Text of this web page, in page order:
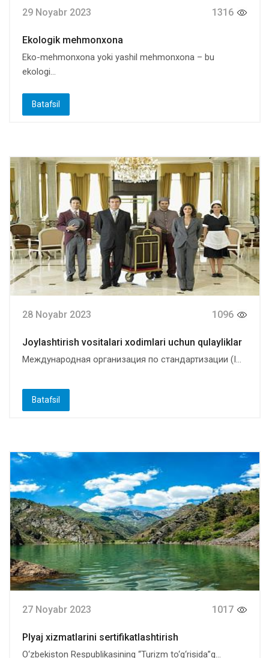
29 Noyabr 2023 1316
Ekologik mehmonxona
Eko-mehmonxona yoki yashil mehmonxona – bu
ekologi...
Batafsil
28 Noyabr 2023 1096
Joylashtirish vositalari xodimlari uchun qulayliklar
Международная организация по стандартизации (I...
Batafsil
27 Noyabr 2023 1017
Plyaj xizmatlarini sertifikatlashtirish
O‘zbekiston Respublikasining “Turizm to‘g‘risida”g...